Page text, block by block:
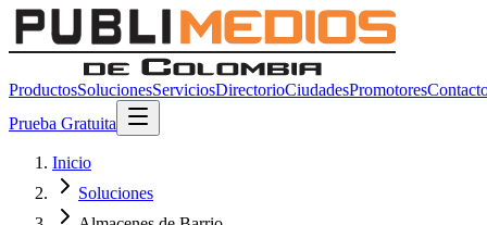
ProductosSolucionesServiciosDirectorioCiudadesPromotores
Prueba Gratuita
Inicio
Soluciones